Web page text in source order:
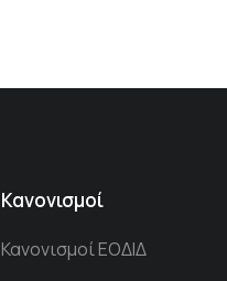
Κανονισμοί
Κανονισμοί ΕΟΔΙΔ